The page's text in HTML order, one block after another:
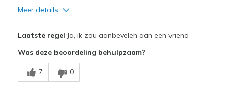
Sizing
Meer details
Durable
Stylish
Laatste regel Ja, ik zou aanbevelen aan een vriend
Was deze beoordeling behulpzaam?
7 0